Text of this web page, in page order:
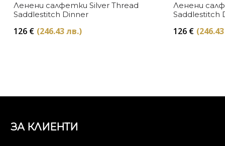
Ленени салфетки Silver Thread
Saddlestitch Dinner
126 € (246.43 лв.)
Ленени
Saddlestitch
126 €
ЗА КЛИЕНТИ